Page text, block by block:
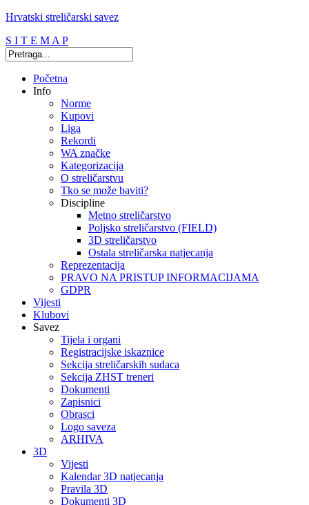
Hrvatski streličarski savez
S I T E M A P
Početna
Info
Norme
Kupovi
Liga
Rekordi
WA značke
Kategorizacija
O streličarstvu
Tko se može baviti?
Discipline
Metno streličarstvo
Poljsko streličarstvo (FIELD)
3D streličarstvo
Ostala streličarska natjecanja
Reprezentacija
PRAVO NA PRISTUP INFORMACIJAMA
GDPR
Vijesti
Klubovi
Savez
Tijela i organi
Registracijske iskaznice
Sekcija streličarskih sudaca
Sekcija ZHST treneri
Dokumenti
Zapisnici
Obrasci
Logo saveza
ARHIVA
3D
Vijesti
Kalendar 3D natjecanja
Pravila 3D
Dokumenti 3D